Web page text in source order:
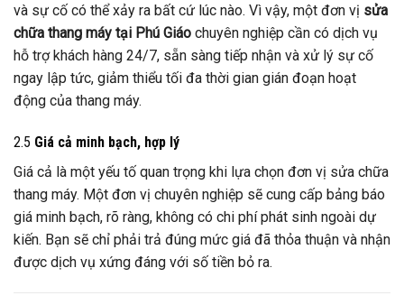
và sự cố có thể xảy ra bất cứ lúc nào. Vì vậy, một đơn vị sửa
chữa thang máy tại Phú Giáo chuyên nghiệp cần có dịch vụ
hỗ trợ khách hàng 24/7, sẵn sàng tiếp nhận và xử lý sự cố
ngay lập tức, giảm thiểu tối đa thời gian gián đoạn hoạt
động của thang máy.
2.5 Giá cả minh bạch, hợp lý
Giá cả là một yếu tố quan trọng khi lựa chọn đơn vị sửa chữa
thang máy. Một đơn vị chuyên nghiệp sẽ cung cấp bảng báo
giá minh bạch, rõ ràng, không có chi phí phát sinh ngoài dự
kiến. Bạn sẽ chỉ phải trả đúng mức giá đã thỏa thuận và nhận
được dịch vụ xứng đáng với số tiền bỏ ra.